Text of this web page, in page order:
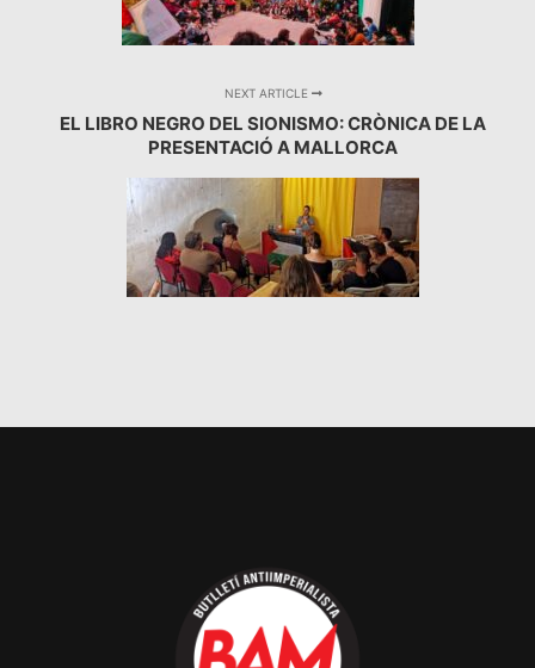
NEXT ARTICLE
EL LIBRO NEGRO DEL SIONISMO: CRÒNICA DE LA
PRESENTACIÓ A MALLORCA